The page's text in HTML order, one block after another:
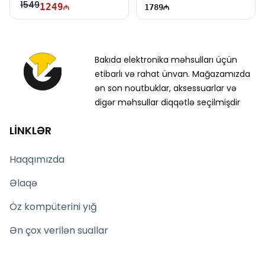
15491249 1789
Bakıda elektronika məhsulları üçün
etibarlı və rahat ünvan. Mağazamızda
ən son noutbuklar, aksessuarlar və
digər məhsullar diqqətlə seçilmişdir
LİNKLƏR
Haqqımızda
Əlaqə
Öz kompüterini yığ
Ən çox verilən suallar